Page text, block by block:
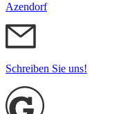
Azendorf
Schreiben Sie uns!